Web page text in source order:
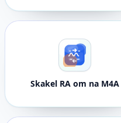
Skakel RA om na M4A